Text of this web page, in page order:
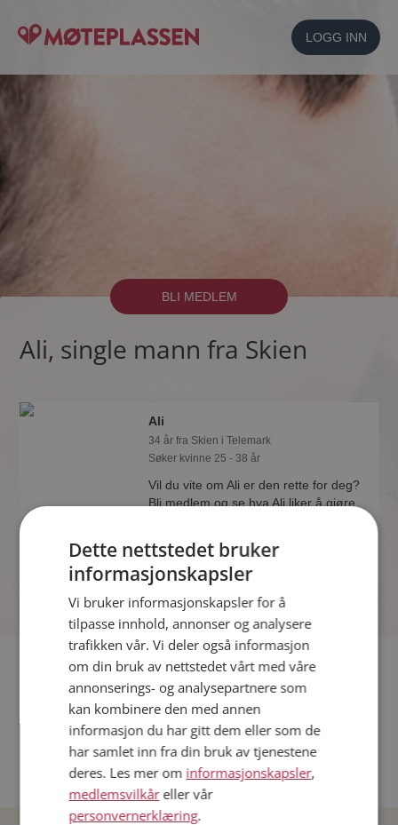
LOGG INN
BLI MEDLEM
Ali, single mann fra Skien
Ali
34 år fra Skien i Telemark
Søker kvinne 25 - 38 år
Vil du vite om Ali er den rette for deg?
Bli medlem og se hva Ali liker å gjøre
Fler single
Flere singlemenn fra Skien: Stian,Marcus
Kvinner fra Skien
Date kvinner i Norge
Date menn i Norge
Dette nettstedet bruker
informasjonskapsler
Vi bruker informasjonskapsler for å
tilpasse innhold, annonser og analysere
trafikken vår. Vi deler også informasjon
om din bruk av nettstedet vårt med våre
annonserings- og analysepartnere som
kan kombinere den med annen
informasjon du har gitt dem eller som de
har samlet inn fra din bruk av tjenestene
deres. Les mer om informasjonskapsler,
medlemsvilkåreller vår
personvernerklæring.